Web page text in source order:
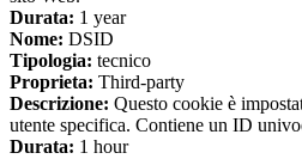
Durata: 1 year
Nome: DSID
Tipologia: tecnico
Proprieta: Third-party
Descrizione: Questo cookie è
utente specifica. Contiene un ID
Durata: 1 hour